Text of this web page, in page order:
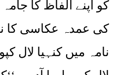
کو اپنے الفاظ کا
کی عمدہ عکاسی کا
نامہ میں کنہیا لال